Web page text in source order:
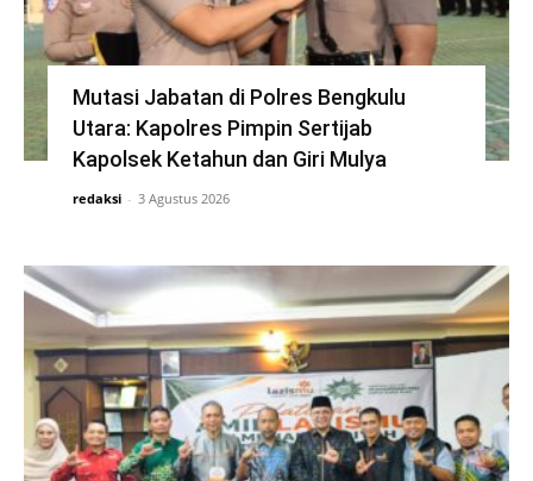
Mutasi Jabatan di Polres Bengkulu
Utara: Kapolres Pimpin Sertijab
Kapolsek Ketahun dan Giri Mulya
redaksi - 3 Agustus 2026